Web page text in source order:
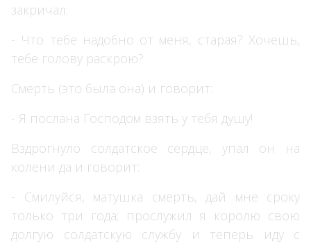
закричал:
- Что тебе надобно от меня, старая? Хочешь,
тебе голову раскрою?
Смерть (это была она) и говорит:
- Я послана Господом взять у тебя душу!
Вздрогнуло солдатское сердце, упал он на
колени да и говорит:
- Смилуйся, матушка смерть, дай мне сроку
только три года; прослужил я королю свою
долгую солдатскую службу и теперь иду с